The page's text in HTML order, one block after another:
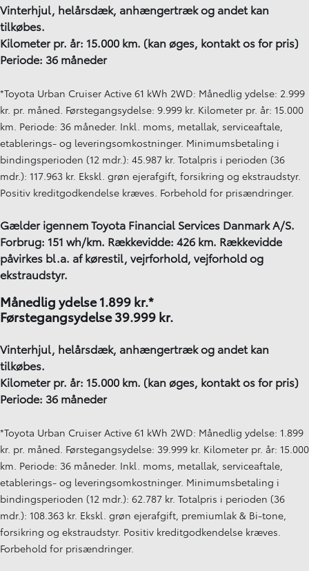
Vinterhjul, helårsdæk, anhængertræk og andet kan
tilkøbes.
Kilometer pr. år: 15.000 km. (kan øges, kontakt os for pris)
Periode: 36 måneder
*Toyota Urban Cruiser Active 61 kWh 2WD: Månedlig ydelse: 2.999
kr. pr. måned. Førstegangsydelse: 9.999 kr. Kilometer pr. år: 15.000
km. Periode: 36 måneder. Inkl. moms, metallak, serviceaftale,
etablerings- og leveringsomkostninger. Minimumsbetaling i
bindingsperioden (12 mdr.): 45.987 kr. Totalpris i perioden (36
mdr.): 117.963 kr. Ekskl. grøn ejerafgift, forsikring og ekstraudstyr.
Positiv kreditgodkendelse kræves. Forbehold for prisændringer.
Gælder igennem Toyota Financial Services Danmark A/S.
Forbrug: 151 wh/km. Rækkevidde: 426 km. Rækkevidde
påvirkes bl.a. af kørestil, vejrforhold, vejforhold og
ekstraudstyr.
Månedlig ydelse 1.899 kr.*
Førstegangsydelse 39.999 kr.
Vinterhjul, helårsdæk, anhængertræk og andet kan
tilkøbes.
Kilometer pr. år: 15.000 km. (kan øges, kontakt os for pris)
Periode: 36 måneder
*Toyota Urban Cruiser Active 61 kWh 2WD: Månedlig ydelse: 1.899
kr. pr. måned. Førstegangsydelse: 39.999 kr. Kilometer pr. år: 15.000
km. Periode: 36 måneder. Inkl. moms, metallak, serviceaftale,
etablerings- og leveringsomkostninger. Minimumsbetaling i
bindingsperioden (12 mdr.): 62.787 kr. Totalpris i perioden (36
mdr.): 108.363 kr. Ekskl. grøn ejerafgift, premiumlak & Bi-tone,
forsikring og ekstraudstyr. Positiv kreditgodkendelse kræves.
Forbehold for prisændringer.